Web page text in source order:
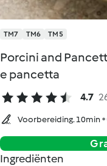
TM7 TM6 TM5
Porcini and
e pancetta
4.7
Voorbereiding. 10min
Ingrediënten